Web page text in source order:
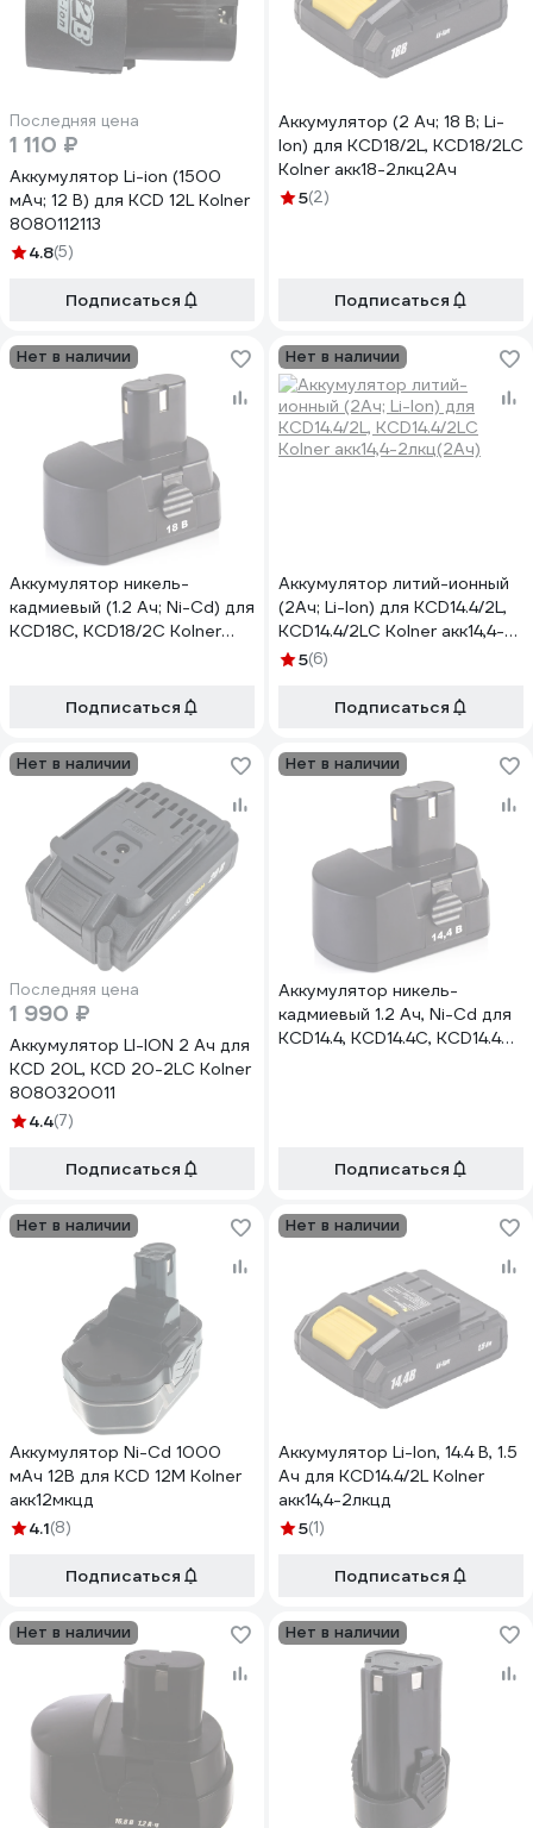
Последняя цена
1 110 ₽
Аккумулятор Li-ion (1500
мАч; 12 В) для KCD 12L Kolner
8080112113
4.8(5)
Подписаться
Аккумулятор (2 Ач; 18 В; Li-
Ion) для KCD18/2L, KCD18/2LС
Kolner акк18-2лкц2Ач
5(2)
Подписаться
Нет в наличии
Аккумулятор никель-
кадмиевый (1.2 Ач; Ni-Cd) для
KCD18С, KCD18/2С Kolner
Подписаться
Нет в наличии
Аккумулятор литий-ионный
(2Ач; Li-Ion) для KCD14.4/2L,
KCD14.4/2LС Kolner акк14,4-
2лкц(2Ач)
5(6)
Подписаться
Нет в наличии
Последняя цена
1 990 ₽
Аккумулятор LI-ION 2 Ач для
KCD 20L, KCD 20-2LС Kolner
8080320011
4.4(7)
Подписаться
Нет в наличии
Аккумулятор никель-
кадмиевый 1.2 Ач, Ni-Cd для
KCD14.4, KCD14.4С, KCD14.4A
Подписаться
Нет в наличии
Аккумулятор Ni-Cd 1000
мАч 12В для KCD 12M Kolner
акк12мкцд
4.1(8)
Подписаться
Нет в наличии
Аккумулятор Li-Ion, 14.4 В, 1.5
Ач для KCD14.4/2L Kolner
акк14,4-2лкцд
5(1)
Подписаться
Нет в наличии Нет в наличии